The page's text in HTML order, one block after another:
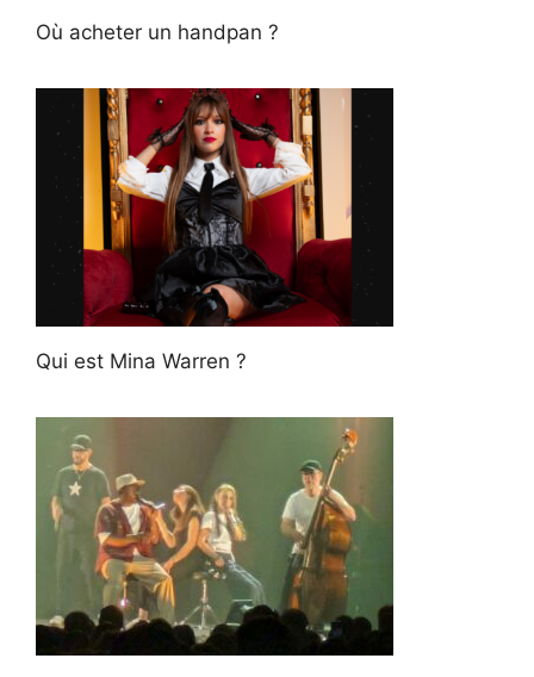
Où acheter un handpan ?
Qui est Mina Warren ?